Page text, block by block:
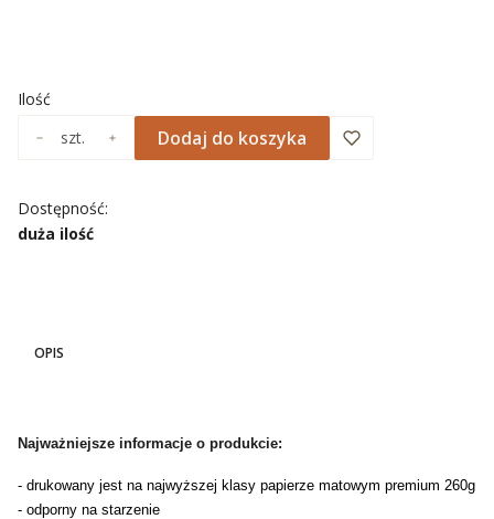
Ilość
szt.
Dodaj do koszyka
Dostępność:
duża ilość
OPIS
Najważniejsze informacje o produkcie:
- drukowany jest na najwyższej klasy papierze matowym premium 260g
- odporny na starzenie